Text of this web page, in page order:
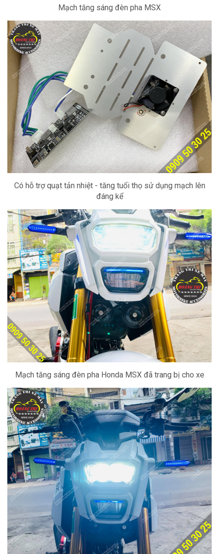
Mạch tăng sáng đèn pha MSX
Có hỗ trợ quạt tản nhiệt - tăng tuổi thọ sử dụng mạch lên
đáng kể
Mạch tăng sáng đèn pha Honda MSX đã trang bị cho xe